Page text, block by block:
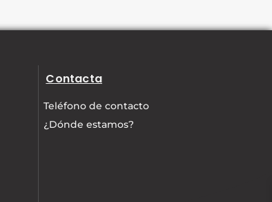
Contacta
Teléfono de contacto
¿Dónde estamos?